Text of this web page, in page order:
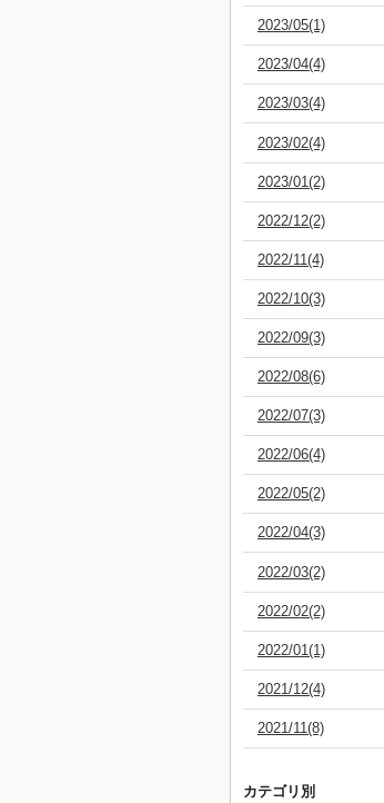
2023/05(1)
2023/04(4)
2023/03(4)
2023/02(4)
2023/01(2)
2022/12(2)
2022/11(4)
2022/10(3)
2022/09(3)
2022/08(6)
2022/07(3)
2022/06(4)
2022/05(2)
2022/04(3)
2022/03(2)
2022/02(2)
2022/01(1)
2021/12(4)
2021/11(8)
カテゴリ別